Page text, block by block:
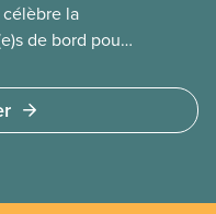
célèbre la
de bord pour
et passagers en
coins du